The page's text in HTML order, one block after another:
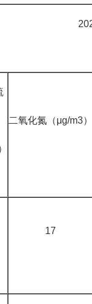
二氧化氮（μg/m3）
17